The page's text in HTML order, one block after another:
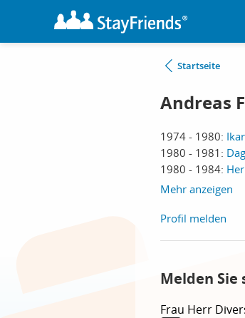
Startseite
Andreas
1974 - 1980:
1980 - 1981:
1980 - 1984:
Mehr anzeigen
Profil melden
Melden
Frau Herr